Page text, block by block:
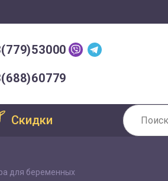
Скидки
для беременных